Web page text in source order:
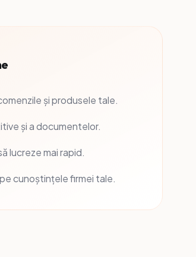
și produsele tale.
și a documentelor.
lucreze mai rapid.
cunoștințele firmei tale.